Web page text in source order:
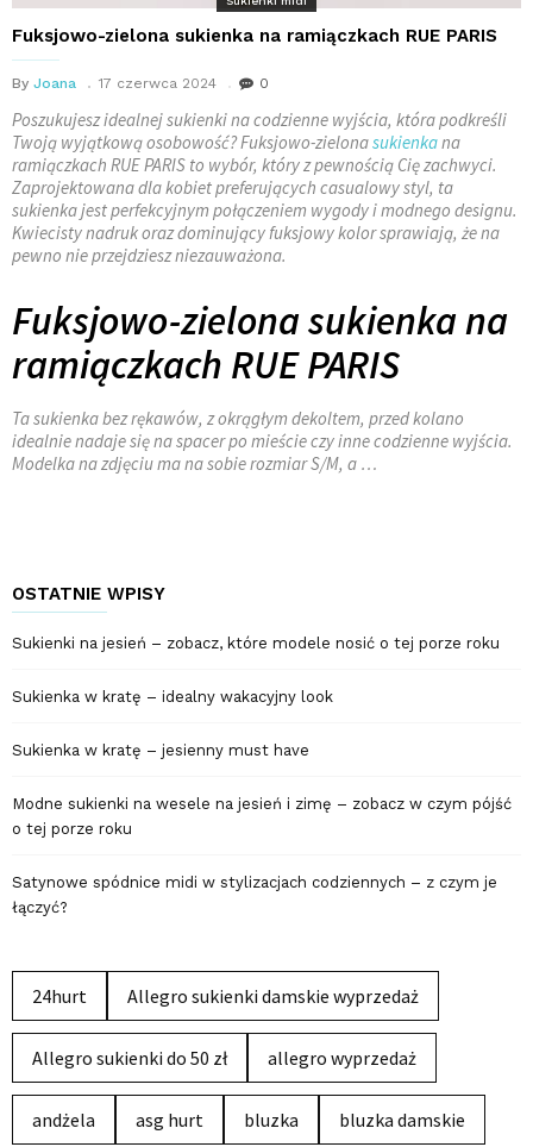
Fuksjowo-zielona sukienka na ramiączkach RUE PARIS
By Joana 17 czerwca 2024 0
Poszukujesz idealnej sukienki na codzienne wyjścia, która podkreśli
Twoją wyjątkową osobowość? Fuksjowo-zielonasukienkana
ramiączkach RUE PARIS to wybór, który z pewnością Cię zachwyci.
Zaprojektowana dla kobiet preferujących casualowy styl, ta
sukienka jest perfekcyjnym połączeniem wygody i modnego designu.
Kwiecisty nadruk oraz dominujący fuksjowy kolor sprawiają, że na
pewno nie przejdziesz niezauważona.
Fuksjowo-zielona sukienka na
ramiączkach RUE PARIS
Ta sukienka bez rękawów, z okrągłym dekoltem, przed kolano
idealnie nadaje się na spacer po mieście czy inne codzienne wyjścia.
Modelka na zdjęciu ma na sobie rozmiar S/M, a …
OSTATNIE WPISY
Sukienki na jesień – zobacz, które modele nosić o tej porze roku
Sukienka w kratę – idealny wakacyjny look
Sukienka w kratę – jesienny must have
Modne sukienki na wesele na jesień i zimę – zobacz w czym pójść
o tej porze roku
Satynowe spódnice midi w stylizacjach codziennych – z czym je
łączyć?
24hurt Allegro sukienki damskie wyprzedaż
Allegro sukienki do 50 zł allegro wyprzedaż
andżela asg hurt bluzka bluzka damskie